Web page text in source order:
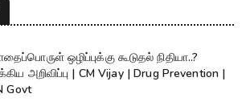
ஒழிப்புக்கு கூடுதல் நிதியா..?
அறிவிப்பு | CM Vijay | Drug Prevention |
Govt